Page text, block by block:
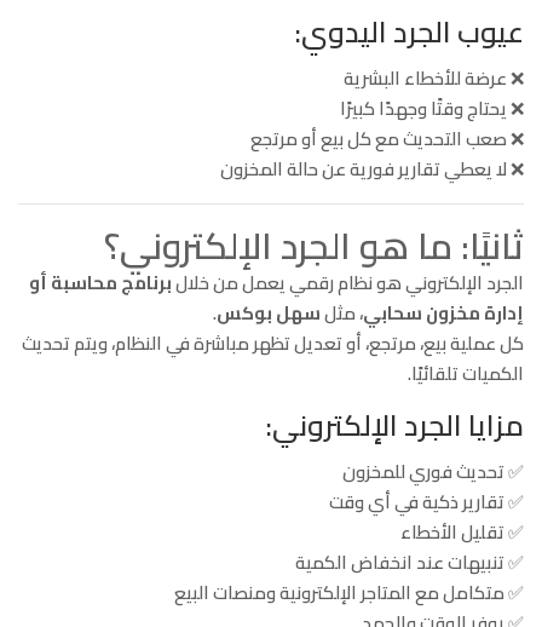
عيوب الجرد اليدوي:
❌ عرضة للأخطاء البشرية
❌ يحتاج وقتًا وجهدًا كبيرًا
❌ صعب التحديث مع كل بيع أو مرتجع
❌ لا يعطي تقارير فورية عن حالة المخزون
ثانيًا: ما هو الجرد الإلكتروني؟
الجرد الإلكتروني هو نظام رقمي يعمل من خلالبرنامج محاسبة أو
إدارة مخزون سحابي، مثلسهل بوكس.
كل عملية بيع، مرتجع، أو تعديل تظهر مباشرة في النظام، ويتم تحديث
الكميات تلقائيًا.
مزايا الجرد الإلكتروني:
✅ تحديث فوري للمخزون
✅ تقارير ذكية في أي وقت
✅ تقليل الأخطاء
✅ تنبيهات عند انخفاض الكمية
✅ متكامل مع المتاجر الإلكترونية ومنصات البيع